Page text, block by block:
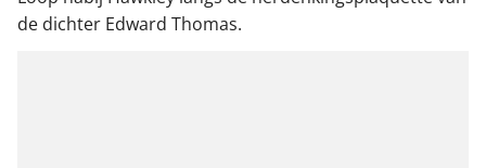
de dichter Edward Thomas.